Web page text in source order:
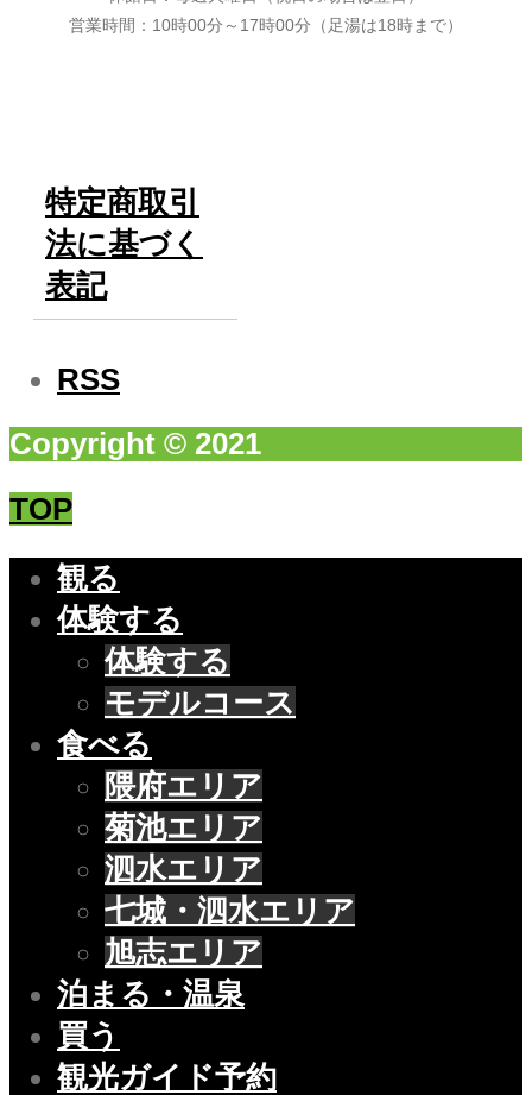
営業時間：10時00分～17時00分（足湯は18時まで）
特定商取引
法に基づく
表記
RSS
Copyright © 2021
TOP
観る
体験する
体験する
モデルコース
食べる
隈府エリア
菊池エリア
泗水エリア
七城・泗水エリア
旭志エリア
泊まる・温泉
買う
観光ガイド予約